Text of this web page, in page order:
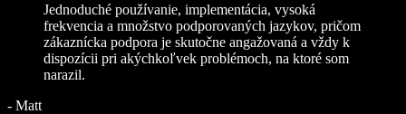
Jednoduché používanie, implementácia, vysoká
frekvencia a množstvo podporovaných jazykov, pričom
zákaznícka podpora je skutočne angažovaná a vždy k
dispozícii pri akýchkoľvek problémoch, na ktoré som
narazil.
- Matt